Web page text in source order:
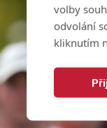
volby
odvolání
kliknutím